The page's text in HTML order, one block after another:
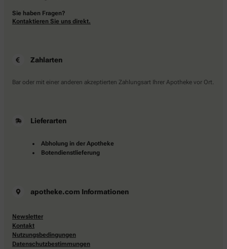
Sie haben Fragen?
Kontaktieren Sie uns direkt.
Zahlarten
Bar oder mit einer anderen akzeptierten Zahlungsart Ihrer Apotheke vor Ort.
Lieferarten
Abholung in der Apotheke
Botendienstlieferung
apotheke.com Informationen
Newsletter
Kontakt
Nutzungsbedingungen
Datenschutzbestimmungen